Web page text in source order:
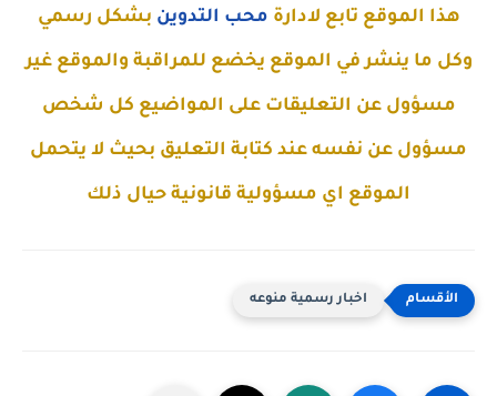
هذا الموقع تابع لادارة محب التدوين بشكل رسمي
وكل ما ينشر في الموقع يخضع للمراقبة والموقع غير
مسؤول عن التعليقات على المواضيع كل شخص
مسؤول عن نفسه عند كتابة التعليق بحيث لا يتحمل
الموقع اي مسؤولية قانونية حيال ذلك
اخبار رسمية منوعه